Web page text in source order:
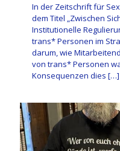
In der Zeitschrift für
dem Titel „Zwischen
Institutionelle
trans* Personen im
darum, wie
von trans* Personen
Konsequenzen dies […]